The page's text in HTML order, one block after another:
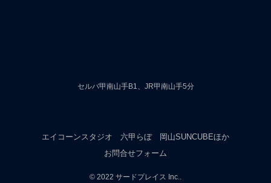
セルバ甲南山手B1、JR甲南山手5分
エイコーンスタジオ 六甲らぼ
岡山SUNCUBEほか
お問合せフォーム
© 2022 サードプレイス Inc..